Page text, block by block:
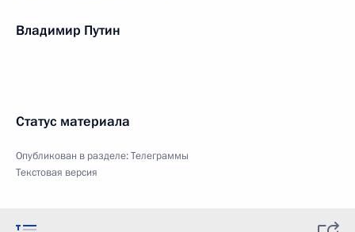
Владимир Путин
Статус материала
Опубликован в разделе:Телеграммы
Текстовая версия